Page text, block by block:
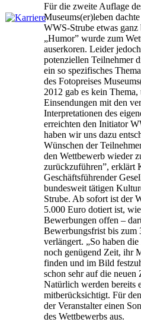
Für die zweite Auflage
Museums(er)leben
WWS-Strube etwas ganz
„Humor” wurde zum
auserkoren. Leider
potenziellen Teilnehmer
ein so spezifisches
des Fotopreises
2012 gab es kein Thema,
Einsendungen mit den
Interpretationen des
erreichten den Initiator
haben wir uns dazu
Wünschen der
den Wettbewerb wieder
zurückzuführen”, erklärt
Geschäftsführender
bundesweit tätigen
Strube. Ab sofort ist der
5.000 Euro dotiert ist,
Bewerbungen offen –
Bewerbungsfrist bis zum
verlängert. „So haben
noch genügend Zeit, ihr
finden und im Bild
schon sehr auf die neuen
Natürlich werden bereits
mitberücksichtigt. Für
der Veranstalter einen
des Wettbewerbs aus.